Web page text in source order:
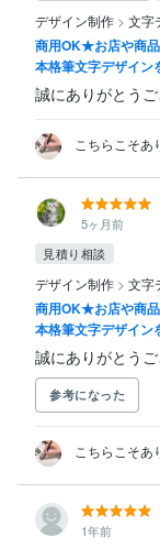
デザイン制作 > 文字
商用OK★お店や商品
本格筆文字デザイン
誠にありがとう
こちらこそあ
5ヶ月前
見積り相談
デザイン制作 > 文字
商用OK★お店や商品
本格筆文字デザイン
誠にありがとう
参考になった
こちらこそあ
1年前